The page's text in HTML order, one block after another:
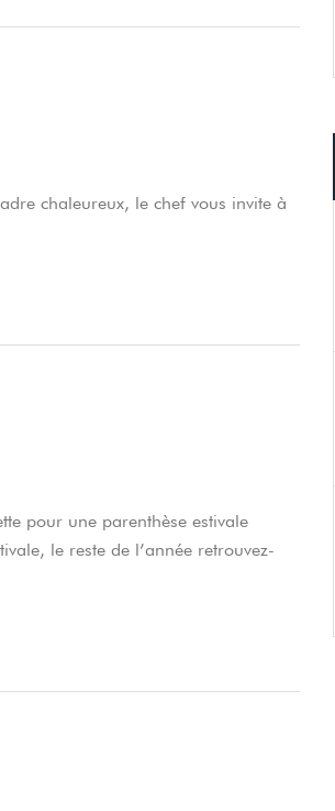
chaleureux, le chef vous invite à
pour une parenthèse estivale
le reste de l’année retrouvez-